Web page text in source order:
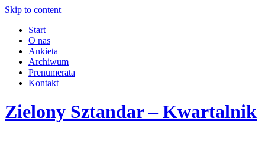
Skip to content
Start
O nas
Ankieta
Archiwum
Prenumerata
Kontakt
Zielony Sztandar – Kwartalnik